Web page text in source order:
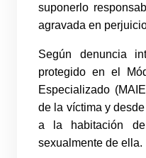
suponerlo
agravada en
Según denuncia
protegido en el
Especializado
de la víctima y
a la habitación
sexualmente de ella.